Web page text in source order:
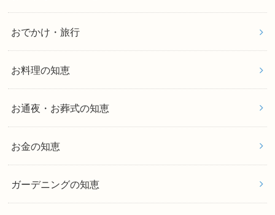
おでかけ・旅行
お料理の知恵
お通夜・お葬式の知恵
お金の知恵
ガーデニングの知恵